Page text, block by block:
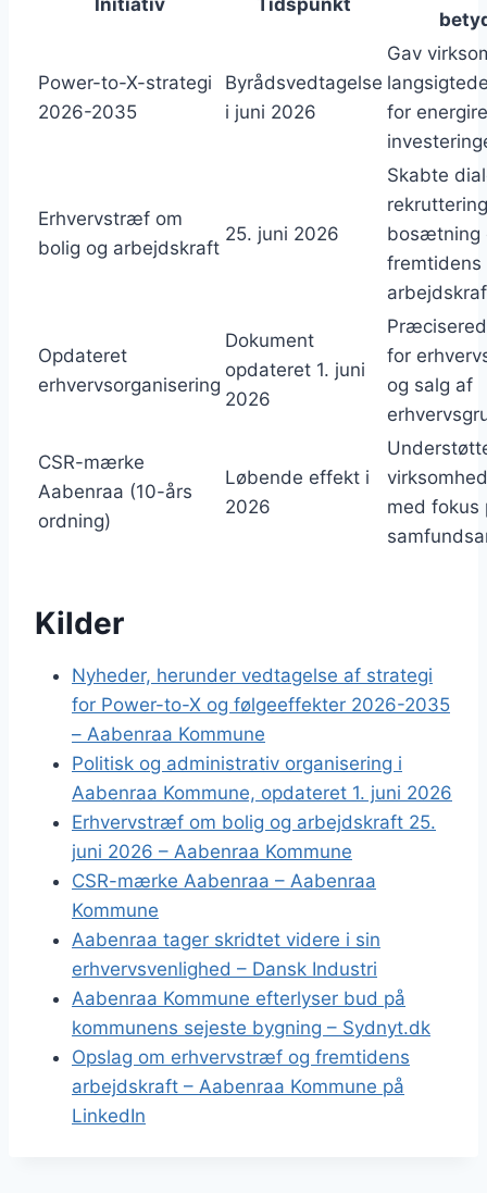
Initiativ Tidspunkt
Power-to-X-strategi
2026-2035
Byrådsvedtagelse
i juni 2026
Gav
for
Erhvervstræf om
bolig og arbejdskraft
25. juni 2026
Skabte
bosætning
fremtidens
Opdateret
erhvervsorganisering
Dokument
opdateret 1. juni
2026
for
og salg af
CSR-mærke
Aabenraa (10-års
ordning)
Løbende effekt i
2026
med fokus
Kilder
Nyheder, herunder vedtagelse af strategi
for Power-to-X og følgeeffekter 2026-2035
– Aabenraa Kommune
Politisk og administrativ organisering i
Aabenraa Kommune, opdateret 1. juni 2026
Erhvervstræf om bolig og arbejdskraft 25.
juni 2026 – Aabenraa Kommune
CSR-mærke Aabenraa – Aabenraa
Kommune
Aabenraa tager skridtet videre i sin
erhvervsvenlighed – Dansk Industri
Aabenraa Kommune efterlyser bud på
kommunens sejeste bygning – Sydnyt.dk
Opslag om erhvervstræf og fremtidens
arbejdskraft – Aabenraa Kommune på
LinkedIn